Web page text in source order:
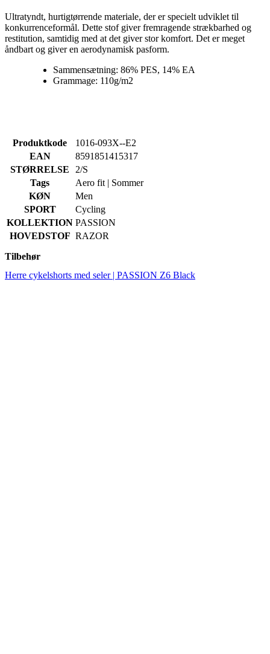
Ultratyndt, hurtigtørrende materiale, der er specielt udviklet til
konkurrenceformål. Dette stof giver fremragende strækbarhed og
restitution, samtidig med at det giver stor komfort. Det er meget
åndbart og giver en aerodynamisk pasform.
Sammensætning: 86% PES, 14% EA
Grammage: 110g/m2
Produktkode
1016-093X--E2
EAN
8591851415317
STØRRELSE
2/S
Tags
Aero fit | Sommer
KØN
Men
SPORT
Cycling
KOLLEKTION PASSION
HOVEDSTOF RAZOR
Tilbehør
Herre cykelshorts med seler | PASSION Z6 Black